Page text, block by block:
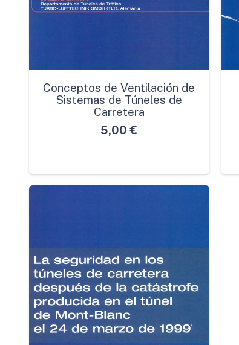
Conceptos de Ventilación de
Sistemas de Túneles de
Carretera
5,00 €